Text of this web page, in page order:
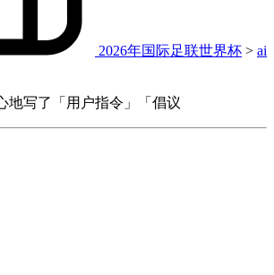
2026年国际足联世界杯 > ai
地写了「用户指令」「倡议